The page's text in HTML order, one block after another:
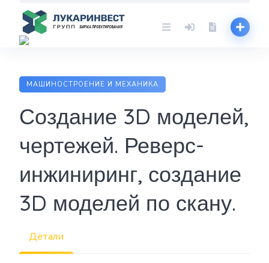
content
МАШИНОСТРОЕНИЕ И МЕХАНИКА
Создание 3D моделей,
чертежей. Реверс-
инжиниринг, создание
3D моделей по скану.
Детали